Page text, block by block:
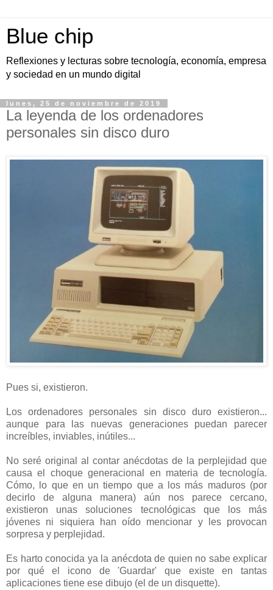
Blue chip
Reflexiones y lecturas sobre tecnología, economía, empresa
y sociedad en un mundo digital
lunes, 25 de noviembre de 2019
La leyenda de los ordenadores
personales sin disco duro
Pues si, existieron.
Los ordenadores personales sin disco duro existieron...
aunque para las nuevas generaciones puedan parecer
increíbles, inviables, inútiles...
No seré original al contar anécdotas de la perplejidad que
causa el choque generacional en materia de tecnología.
Cómo, lo que en un tiempo que a los más maduros (por
decirlo de alguna manera) aún nos parece cercano,
existieron unas soluciones tecnológicas que los más
jóvenes ni siquiera han oído mencionar y les provocan
sorpresa y perplejidad.
Es harto conocida ya la anécdota de quien no sabe explicar
por qué el icono de 'Guardar' que existe en tantas
aplicaciones tiene ese dibujo (el de un disquette).